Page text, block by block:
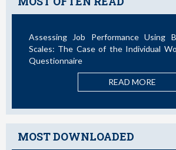
Assessing Job Performance Using Brief
Scales: The Case of the Individual Work
Questionnaire
READ MORE
MOST DOWNLOADED